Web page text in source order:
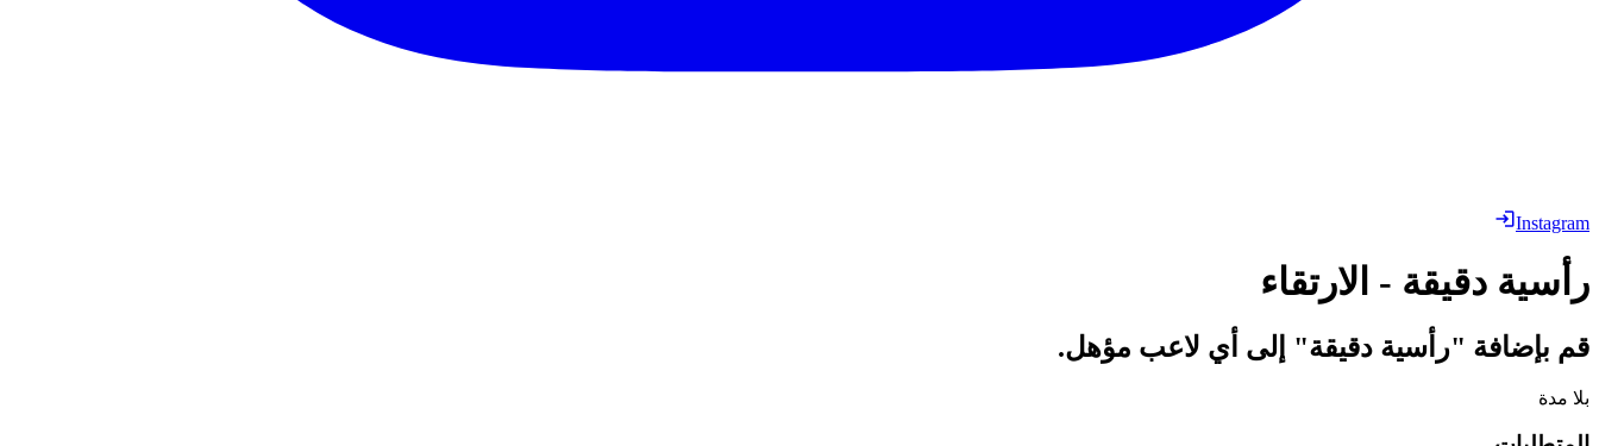
Instagram
رأسية دقيقة - الارتقاء
قم بإضافة "رأسية دقيقة" إلى أي لاعب مؤهل.
بلا مدة